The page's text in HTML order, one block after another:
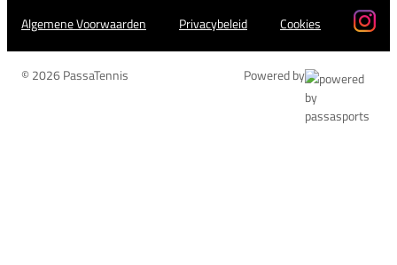
Algemene Voorwaarden Privacybeleid Cookies
© 2026 PassaTennis Powered by